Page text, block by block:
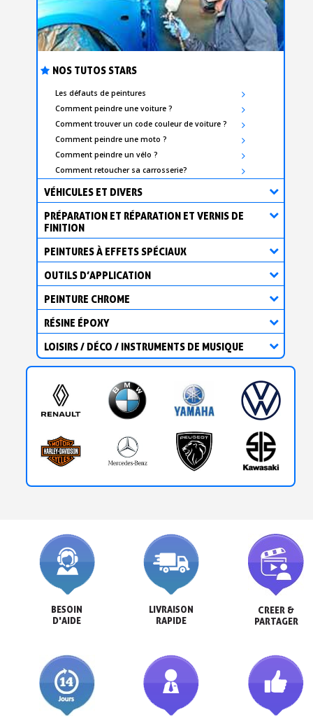
NOS TUTOS STARS
Les défauts de peintures
Comment peindre une voiture ?
Comment trouver un code couleur de voiture ?
Comment peindre une moto ?
Comment peindre un vélo ?
Comment retoucher sa carrosserie?
VÉHICULES ET DIVERS
PRÉPARATION ET RÉPARATION ET VERNIS DE
FINITION
PEINTURES À EFFETS SPÉCIAUX
OUTILS D’APPLICATION
PEINTURE CHROME
RÉSINE ÉPOXY
LOISIRS / DÉCO / INSTRUMENTS DE MUSIQUE
BESOIN
D'AIDE
LIVRAISON
RAPIDE
CREER &
PARTAGER